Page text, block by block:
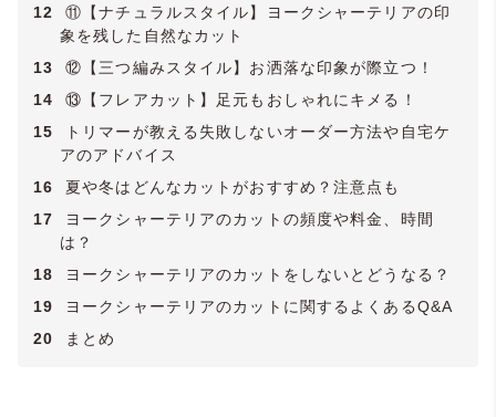
12
⑪【ナチュラルスタイル】ヨークシャーテリアの印
象を残した自然なカット
13
⑫【三つ編みスタイル】お洒落な印象が際立つ！
14
⑬【フレアカット】足元もおしゃれにキメる！
15
トリマーが教える失敗しないオーダー方法や自宅ケ
アのアドバイス
16
夏や冬はどんなカットがおすすめ？注意点も
17
ヨークシャーテリアのカットの頻度や料金、時間
は？
18
ヨークシャーテリアのカットをしないとどうなる？
19
ヨークシャーテリアのカットに関するよくあるQ&A
20
まとめ